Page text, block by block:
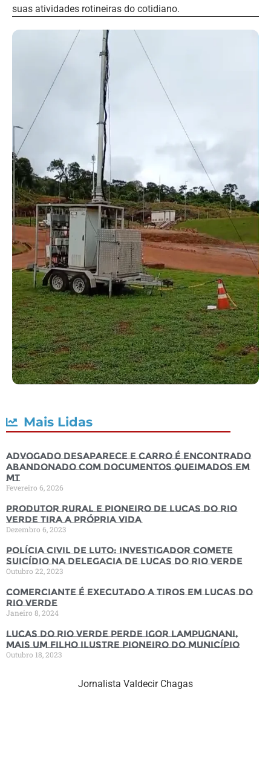
suas atividades rotineiras do cotidiano.
Mais Lidas
Advogado desaparece e carro é encontrado
abandonado com documentos queimados em
MT
Fevereiro 6, 2026
Produtor rural e pioneiro de Lucas do Rio
Verde tira a própria vida
Dezembro 6, 2023
Polícia Civil de luto: Investigador comete
suicídio na Delegacia de Lucas do Rio Verde
Outubro 22, 2023
Comerciante é executado a tiros em Lucas do
Rio Verde
Janeiro 8, 2024
Lucas do Rio Verde perde Igor Lampugnani,
mais um filho ilustre pioneiro do município
Outubro 18, 2023
Jornalista Valdecir Chagas